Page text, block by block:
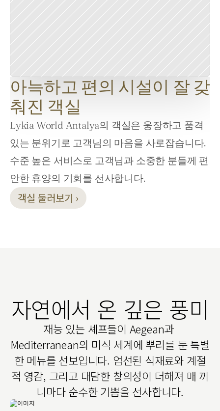
아늑하고 편의 시설이 잘 갖
춰진 객실
Lykia World Antalya의 객실은 웅장하고 품격
있는 분위기로 고객님의 마음을 사로잡습니다.
수준 높은 서비스로 고객님과 소중한 분들께 편
안한 휴양의 기회를 선사합니다.
객실 둘러보기 ›
자연에서 온 깊은 풍미
재능 있는 셰프들이 Aegean과
Mediterranean의 미식 세계에 뿌리를 둔 특별
한 메뉴를 선보입니다. 엄선된 식재료와 계절
적 영감, 그리고 대담한 창의성이 더해져 매 끼
니마다 순수한 기쁨을 선사합니다.